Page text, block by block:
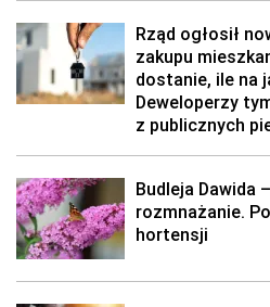
Rząd ogłosił
zakupu
dostanie, ile na
Deweloperzy
z publicznych
Budleja Dawida
rozmnażanie.
hortensji